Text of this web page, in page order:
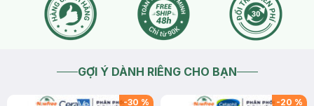
GỢI Ý DÀNH RIÊNG CHO BẠN
-30 % -20 %